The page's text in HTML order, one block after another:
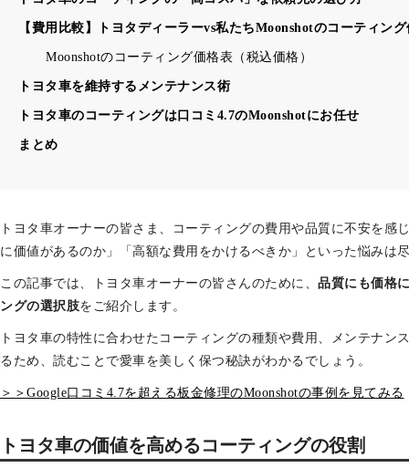
【費用比較】トヨタディーラーvs私たちMoonshotのコーティン
Moonshotのコーティング価格表（税込価格）
トヨタ車を維持するメンテナンス術
トヨタ車のコーティングは口コミ4.7のMoonshotにお任せ
まとめ
トヨタ車オーナーの皆さま、コーティングの費用や品質に不安を感
に価値があるのか」「高額な費用をかけるべきか」といった悩みは
この記事では、トヨタ車オーナーの皆さんのために、 品質にも価格
ングの選択肢をご紹介します。
トヨタ車の特性に合わせたコーティングの種類や費用、メンテナン
るため、読むことで愛車を美しく保つ秘訣がわかるでしょう。
＞＞Google口コミ4.7を超える板金修理のMoonshotの事例を見てみる
トヨタ車の価値を高めるコーティングの役割